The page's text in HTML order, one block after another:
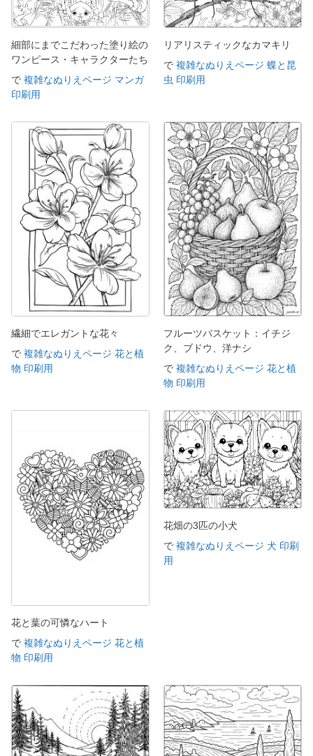
細部にまでこだわった塗り絵の
ワンピース・キャラクターたち
で 複雑なぬりえページ マンガ
印刷用
リアリスティックなカマキリ
で 複雑なぬりえページ 蝶と昆
虫 印刷用
繊細でエレガントな花々
で 複雑なぬりえページ 花と植
物 印刷用
フルーツバスケット：イチジ
ク、ブドウ、洋ナシ
で 複雑なぬりえページ 花と植
物 印刷用
花と葉の可憐なハート
で 複雑なぬりえページ 花と植
物 印刷用
花畑の3匹の小犬
で 複雑なぬりえページ 犬 印刷
用